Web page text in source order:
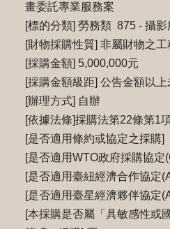
畫委託專業服務案
[標的分類] 勞務類 875 - 攝影
[財物採購性質] 非屬財物之
[採購金額] 5,000,000元
[採購金額級距] 公告金額以
[辦理方式] 自辦
[依據法條]採購法第22條第1
[是否適用條約或協定之採購]
[是否適用WTO政府採購協定
[是否適用臺紐經濟合作協定
[是否適用臺星經濟夥伴協定
[本採購是否屬「具敏感性或